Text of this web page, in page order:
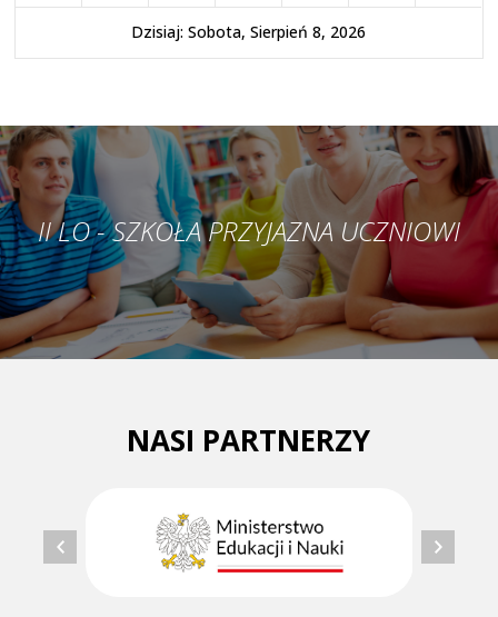
Dzisiaj: Sobota, Sierpień 8, 2026
II LO - SZKOŁA PRZYJAZNA UCZNIOWI
NASI PARTNERZY